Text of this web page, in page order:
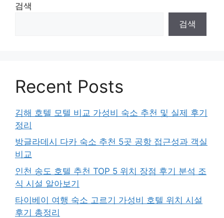
검색
검색
Recent Posts
김해 호텔 모텔 비교 가성비 숙소 추천 및 실제 후기
정리
방글라데시 다카 숙소 추천 5곳 공항 접근성과 객실
비교
인천 송도 호텔 추천 TOP 5 위치 장점 후기 분석 조
식 시설 알아보기
타이베이 여행 숙소 고르기 가성비 호텔 위치 시설
후기 총정리